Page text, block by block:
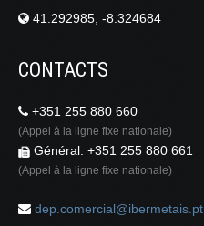
41.292985, -8.324684
CONTACTS
+351 255 880 660
(Appel à la ligne fixe nationale)
Général: +351 255 880 661
(Appel à la ligne fixe nationale)
dep.comercial@ibermetais.pt